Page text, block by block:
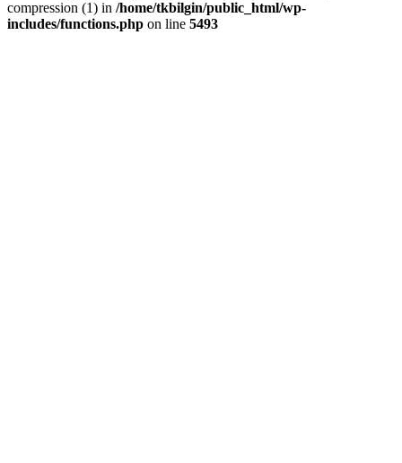
compression (1) in /home/tkbilgin/public_html/wp-
includes/functions.php on line 5493